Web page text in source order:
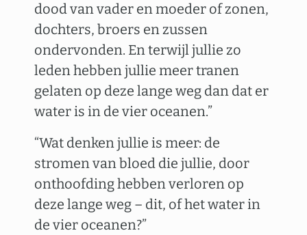
dood van vader en moeder of zonen,
dochters, broers en zussen
ondervonden. En terwijl jullie zo
leden hebben jullie meer tranen
gelaten op deze lange weg dan dat er
water is in de vier oceanen.”
“Wat denken jullie is meer: de
stromen van bloed die jullie, door
onthoofding hebben verloren op
deze lange weg – dit, of het water in
de vier oceanen?”